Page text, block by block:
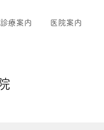
診療案内 医院案内